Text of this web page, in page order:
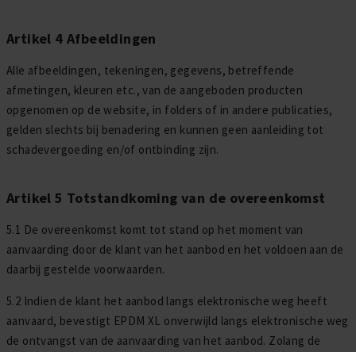
Artikel 4 Afbeeldingen
Alle afbeeldingen, tekeningen, gegevens, betreffende
afmetingen, kleuren etc., van de aangeboden producten
opgenomen op de website, in folders of in andere publicaties,
gelden slechts bij benadering en kunnen geen aanleiding tot
schadevergoeding en/of ontbinding zijn.
Artikel 5 Totstandkoming van de overeenkomst
5.1 De overeenkomst komt tot stand op het moment van
aanvaarding door de klant van het aanbod en het voldoen aan de
daarbij gestelde voorwaarden.
5.2 Indien de klant het aanbod langs elektronische weg heeft
aanvaard, bevestigt EPDM XL onverwijld langs elektronische weg
de ontvangst van de aanvaarding van het aanbod. Zolang de